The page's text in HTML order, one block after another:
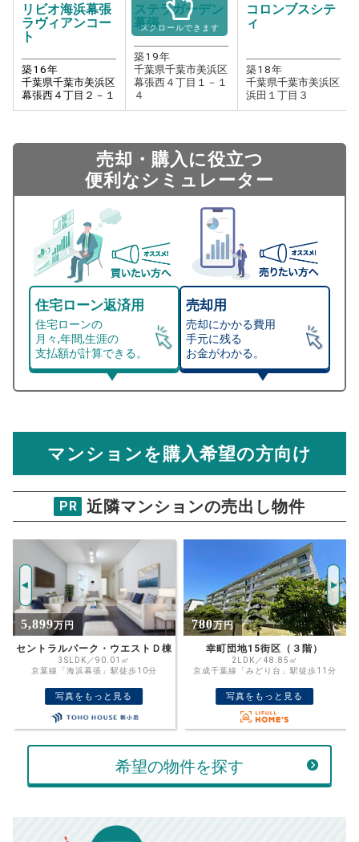
リビオ海浜幕張
ラヴィアンコー
ト
築16年
千葉県千葉市美浜区
幕張西４丁目２－１
ステラガーデン
幕張
築19年
千葉県千葉市美浜区
幕張西４丁目１－１
４
コロンブスシテ
ィ
築18年
千葉県千葉市美浜区
浜田１丁目３
スクロールできます
売却・購入に役立つ
便利なシミュレーター
住宅ローン返済用
住宅ローンの
月々,年間,生涯の
支払額が計算できる。
売却用
売却にかかる費用
手元に残る
お金がわかる。
総支払額シミュレーション
計算できます。
物件価格
万円
ご希望の
返済期間
年
住宅ローン
金利
%
ボーナス
返済金額
万円
万円
マンション売却シミュレーター
から売却にかかる諸経費が自動で算出され、手元に残る
金額がわかります。
リビオ海浜幕張ラヴィアンコート
試算条件 92㎡・7階
推定売却価格：4661 万円
資金計画のために査定額や希望売却価
格を入力して活用するのもおすすめ◎
売却価格
計算する
マンションを購入希望の方向け
PR 近隣マンションの売出し物件
780万円
幸町団地15街区（３階）
2LDK／48.85㎡
京成千葉線「みどり台」駅徒歩11分
写真をもっと見る
8,980万円
3SLDK／82.22㎡
JR京葉線「海浜幕張」駅徒歩14分
写真をもっと見る
希望の物件を探す